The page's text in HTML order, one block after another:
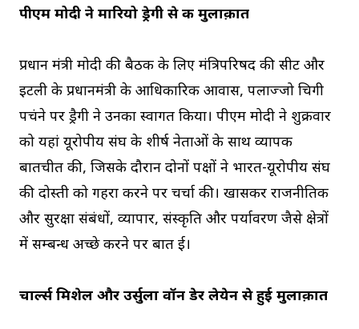
पीएम मोदी ने मारियो ड्रेगी से की मुलाक़ात
प्रधान मंत्री मोदी की बैठक के लिए मंत्रिपरिषद की सीट और
इटली के प्रधानमंत्री के आधिकारिक आवास, पलाज्जो चिगी
पहुंचने पर ड्रैगी ने उनका स्वागत किया। पीएम मोदी ने शुक्रवार
को यहां यूरोपीय संघ के शीर्ष नेताओं के साथ व्यापक
बातचीत की, जिसके दौरान दोनों पक्षों ने भारत-यूरोपीय संघ
की दोस्ती को गहरा करने पर चर्चा की। खासकर राजनीतिक
और सुरक्षा संबंधों, व्यापार, संस्कृति और पर्यावरण जैसे क्षेत्रों
में सम्बन्ध अच्छे करने पर बात हुई।
चार्ल्स मिशेल और उर्सुला वॉन डेर लेयेन से हुई मुलाक़ात